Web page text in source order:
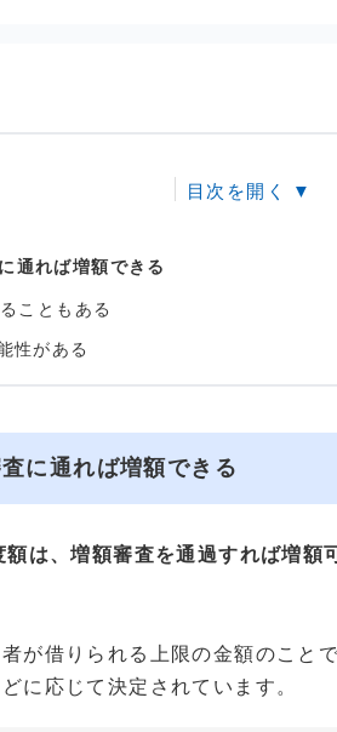
通れば増額できる
こともある
性がある
に通れば増額できる
は、増額審査を通過すれば増額
が借りられる上限の金額のことで
に応じて決定されています。